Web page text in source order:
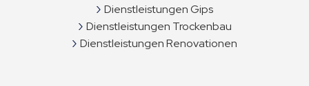
Dienstleistungen Gips
Dienstleistungen Trockenbau
Dienstleistungen Renovationen